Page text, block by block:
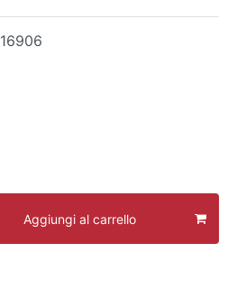
16906
Aggiungi al carrello